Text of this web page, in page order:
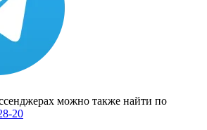
можно также найти по
20